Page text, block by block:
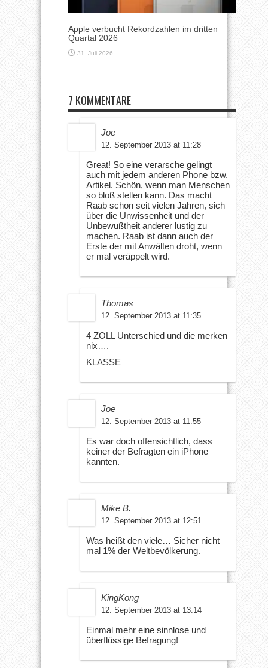
Apple verbucht Rekordzahlen im dritten
Quartal 2026
31. Juli 2026
7 KOMMENTARE
Joe
12. September 2013 at 11:28
Great! So eine verarsche gelingt
auch mit jedem anderen Phone bzw.
Artikel. Schön, wenn man Menschen
so bloß stellen kann. Das macht
Raab schon seit vielen Jahren, sich
über die Unwissenheit und der
Unbewußtheit anderer lustig zu
machen. Raab ist dann auch der
Erste der mit Anwälten droht, wenn
er mal veräppelt wird.
Thomas
12. September 2013 at 11:35
4 ZOLL Unterschied und die merken
nix….
KLASSE
Joe
12. September 2013 at 11:55
Es war doch offensichtlich, dass
keiner der Befragten ein iPhone
kannten.
Mike B.
12. September 2013 at 12:51
Was heißt den viele… Sicher nicht
mal 1% der Weltbevölkerung.
KingKong
12. September 2013 at 13:14
Einmal mehr eine sinnlose und
überflüssige Befragung!